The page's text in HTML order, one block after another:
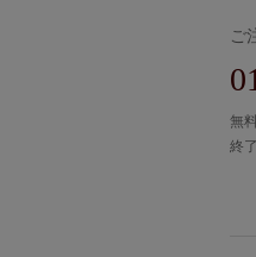
ご
無
終